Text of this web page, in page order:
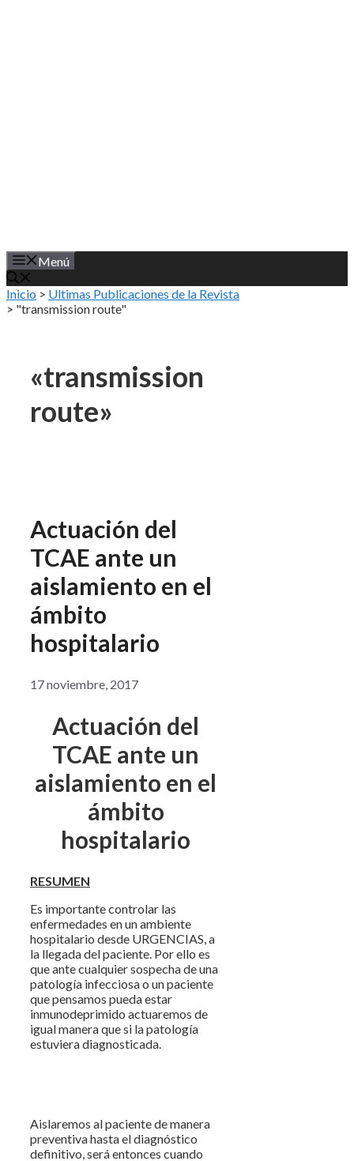
Menú
Inicio > Ultimas Publicaciones de la Revista
> "transmission route"
«transmission
route»
Actuación del
TCAE ante un
aislamiento en el
ámbito
hospitalario
17 noviembre, 2017
Actuación del
TCAE ante un
aislamiento en el
ámbito
hospitalario
RESUMEN
Es importante controlar las
enfermedades en un ambiente
hospitalario desde URGENCIAS, a
la llegada del paciente. Por ello es
que ante cualquier sospecha de una
patología infecciosa o un paciente
que pensamos pueda estar
inmunodeprimido actuaremos de
igual manera que si la patología
estuviera diagnosticada.
Aislaremos al paciente de manera
preventiva hasta el diagnóstico
definitivo, será entonces cuando